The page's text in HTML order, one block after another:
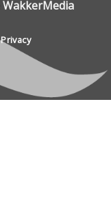
WakkerMedia
Privacy